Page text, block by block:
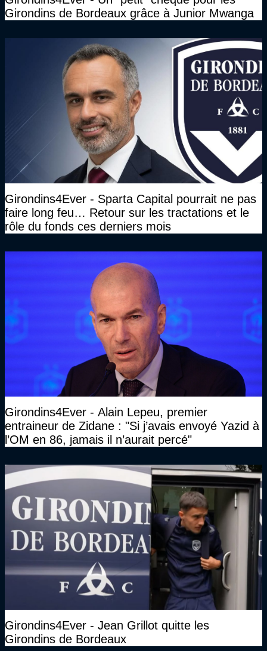
Girondins de Bordeaux grâce à Junior Mwanga
Girondins4Ever - Sparta Capital pourrait ne pas
faire long feu… Retour sur les tractations et le
rôle du fonds ces derniers mois
Girondins4Ever - Alain Lepeu, premier
entraineur de Zidane : "Si j’avais envoyé Yazid à
l’OM en 86, jamais il n’aurait percé"
Girondins4Ever - Jean Grillot quitte les
Girondins de Bordeaux